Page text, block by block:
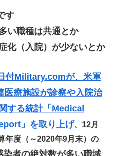
す
い職種は共通とか
化（入院）が少ないとか
付Military.comが、米軍
医療施設が診察や入院治
する統計「Medical
」を取り上げ、12月
年度（～2020年9月末）の
染者の絶対数が多い職域